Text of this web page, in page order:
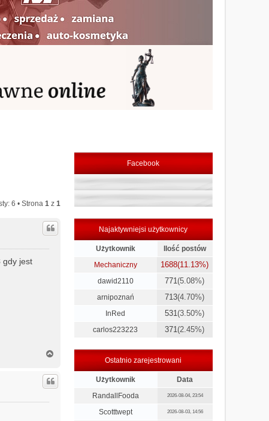
6 • Strona 1z 1
gdy jest
g
r
Facebook
Najaktywniejsi użytkownicy
Użytkownik
Ilość postów
Mechaniczny
1688(11.13%)
dawid2110 771(5.08%)
arnipoznań 713(4.70%)
InRed 531(3.50%)
carlos223223 371(2.45%)
Ostatnio zarejestrowani
Użytkownik
Data
RandallFooda
2026-08-04, 23:54
Scotttwept 2026-08-03, 14:56